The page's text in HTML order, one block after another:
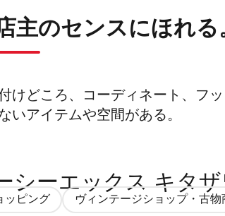
主のセンスにほれる
けどころ、コーディネート、フ
いアイテムや空間がある。
シーエックス キタザ
ッピング ヴィンテージショップ・古物